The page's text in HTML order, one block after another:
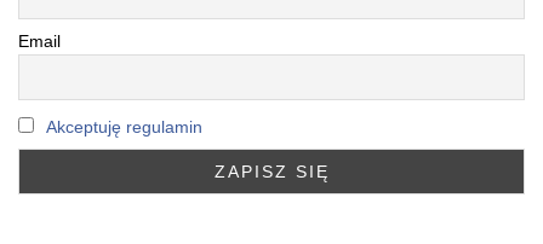
Email
Akceptuję regulamin